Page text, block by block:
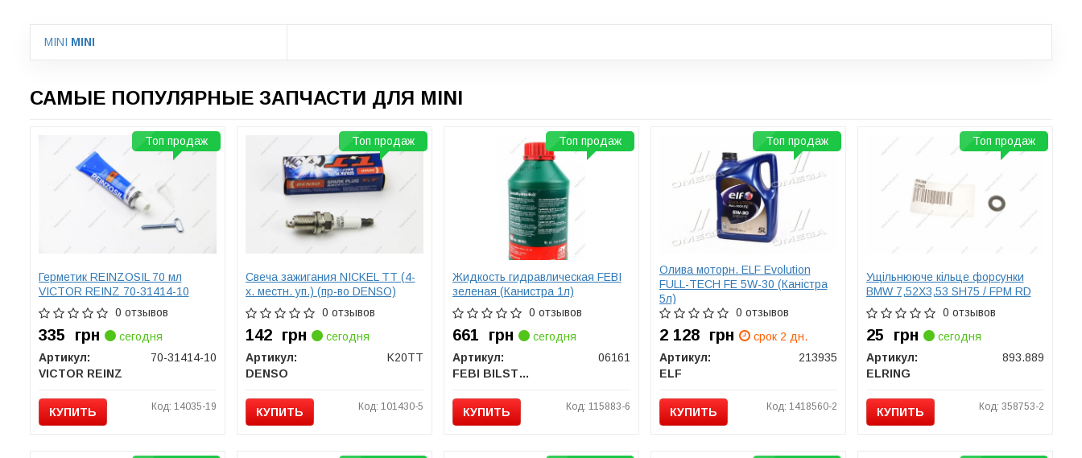
MINI MINI
САМЫЕ ПОПУЛЯРНЫЕ ЗАПЧАСТИ ДЛЯ MINI
Герметик REINZOSIL 70 мл
VICTOR REINZ 70-31414-10
0 отзывов
335 грн
сегодня
Артикул:
70-31414-10
VICTOR REINZ
КУПИТЬ Код: 14035-19
Топ продаж
Свеча зажигания NICKEL TT (4-
х. местн. уп.) (пр-во DENSO)
0 отзывов
142 грн
сегодня
Артикул:
K20TT
DENSO
КУПИТЬ Код: 101430-5
Топ продаж
Жидкость гидравлическая FEBI
зеленая (Канистра 1л)
0 отзывов
661 грн
сегодня
Артикул:
06161
FEBI BILSTEIN
КУПИТЬ Код: 115883-6
Топ продаж
Олива моторн. ELF Evolution
FULL-TECH FE 5W-30 (Каністра
5л)
0 отзывов
2 128 грн
срок 2 дн.
Артикул:
213935
ELF
КУПИТЬ Код: 1418560-2
Топ продаж
Ущільнююче кільце форсунки
BMW 7,52X3,53 SH75 / FPM RD
0 отзывов
25 грн
сегодня
Артикул:
893.889
ELRING
КУПИТЬ Код: 358753-2
Топ продаж